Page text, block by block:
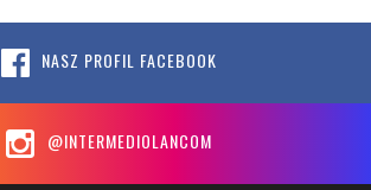
NASZ PROFIL FACEBOOK
@INTERMEDIOLANCOM